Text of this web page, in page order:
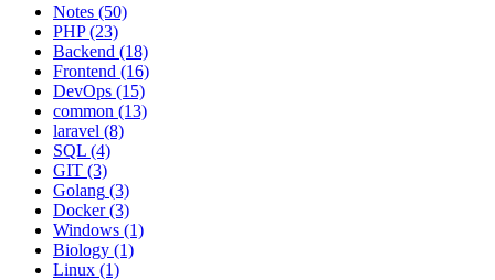
Notes (50)
PHP (23)
Backend (18)
Frontend (16)
DevOps (15)
common (13)
laravel (8)
SQL (4)
GIT (3)
Golang (3)
Docker (3)
Windows (1)
Biology (1)
Linux (1)